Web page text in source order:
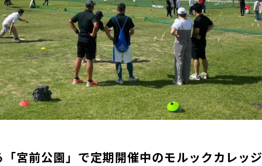
宮前公園」で定期開催中のモルックカレッジ